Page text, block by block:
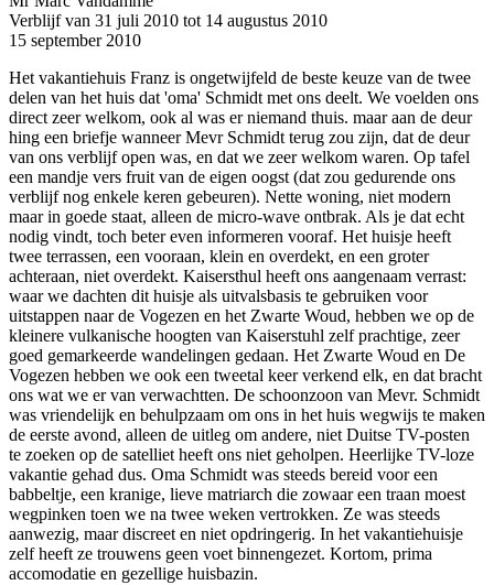
Verblijf van 31 juli 2010 tot 14 augustus 2010
15 september 2010
Het vakantiehuis Franz is ongetwijfeld de beste keuze van de twee
delen van het huis dat 'oma' Schmidt met ons deelt. We voelden ons
direct zeer welkom, ook al was er niemand thuis. maar aan de deur
hing een briefje wanneer Mevr Schmidt terug zou zijn, dat de deur
van ons verblijf open was, en dat we zeer welkom waren. Op tafel
een mandje vers fruit van de eigen oogst (dat zou gedurende ons
verblijf nog enkele keren gebeuren). Nette woning, niet modern
maar in goede staat, alleen de micro-wave ontbrak. Als je dat echt
nodig vindt, toch beter even informeren vooraf. Het huisje heeft
twee terrassen, een vooraan, klein en overdekt, en een groter
achteraan, niet overdekt. Kaisersthul heeft ons aangenaam verrast:
waar we dachten dit huisje als uitvalsbasis te gebruiken voor
uitstappen naar de Vogezen en het Zwarte Woud, hebben we op de
kleinere vulkanische hoogten van Kaiserstuhl zelf prachtige, zeer
goed gemarkeerde wandelingen gedaan. Het Zwarte Woud en De
Vogezen hebben we ook een tweetal keer verkend elk, en dat bracht
ons wat we er van verwachtten. De schoonzoon van Mevr. Schmidt
was vriendelijk en behulpzaam om ons in het huis wegwijs te maken
de eerste avond, alleen de uitleg om andere, niet Duitse TV-posten
te zoeken op de satelliet heeft ons niet geholpen. Heerlijke TV-loze
vakantie gehad dus. Oma Schmidt was steeds bereid voor een
babbeltje, een kranige, lieve matriarch die zowaar een traan moest
wegpinken toen we na twee weken vertrokken. Ze was steeds
aanwezig, maar discreet en niet opdringerig. In het vakantiehuisje
zelf heeft ze trouwens geen voet binnengezet. Kortom, prima
accomodatie en gezellige huisbazin.